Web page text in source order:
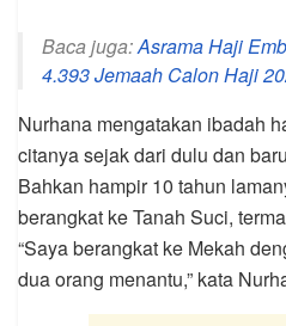
Baca juga:Asrama Haji
4.393 Jemaah Calon Haji
Nurhana mengatakan ibadah
citanya sejak dari dulu dan
Bahkan hampir 10 tahun
berangkat ke Tanah Suci,
“Saya berangkat ke Mekah
dua orang menantu,” kata